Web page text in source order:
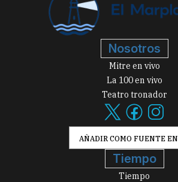
Nosotros
Mitre en vivo
La 100 en vivo
Teatro tronador
AÑADIR COMO FUENTE EN
Tiempo
Tiempo